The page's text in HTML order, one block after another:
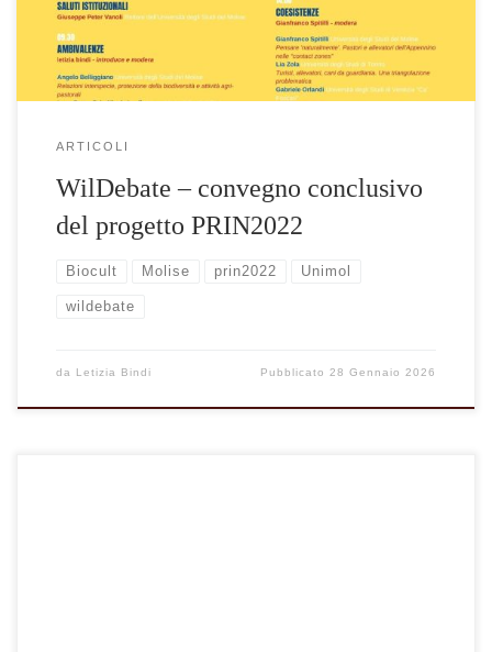
ARTICOLI
WilDebate – convegno conclusivo
del progetto PRIN2022
Biocult Molise prin2022 Unimol
wildebate
da Letizia Bindi Pubblicato28 Gennaio 2026